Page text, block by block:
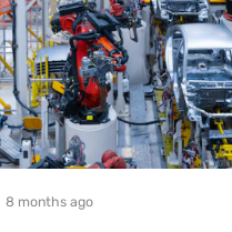
8 months ago